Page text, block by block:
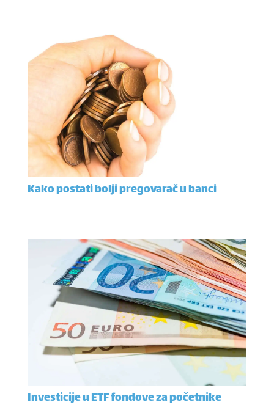
Kako postati bolji pregovarač u banci
Investicije u ETF fondove za početnike